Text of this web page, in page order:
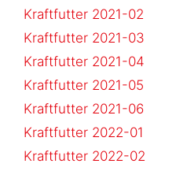
Kraftfutter 2021-02
Kraftfutter 2021-03
Kraftfutter 2021-04
Kraftfutter 2021-05
Kraftfutter 2021-06
Kraftfutter 2022-01
Kraftfutter 2022-02